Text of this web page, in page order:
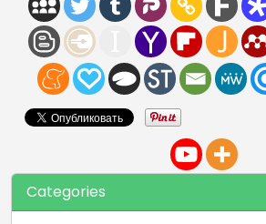
Categories